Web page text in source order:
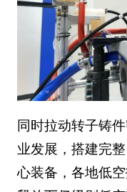
同时拉动转子铸
业发展，搭建完
心装备，各地低